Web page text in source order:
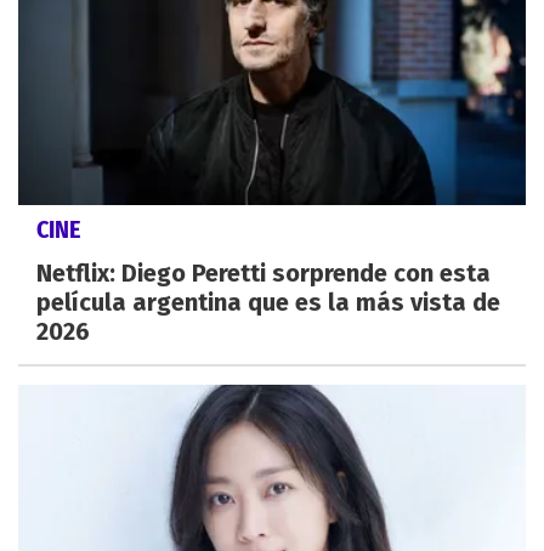
CINE
Netflix: Diego Peretti sorprende con esta
película argentina que es la más vista de
2026